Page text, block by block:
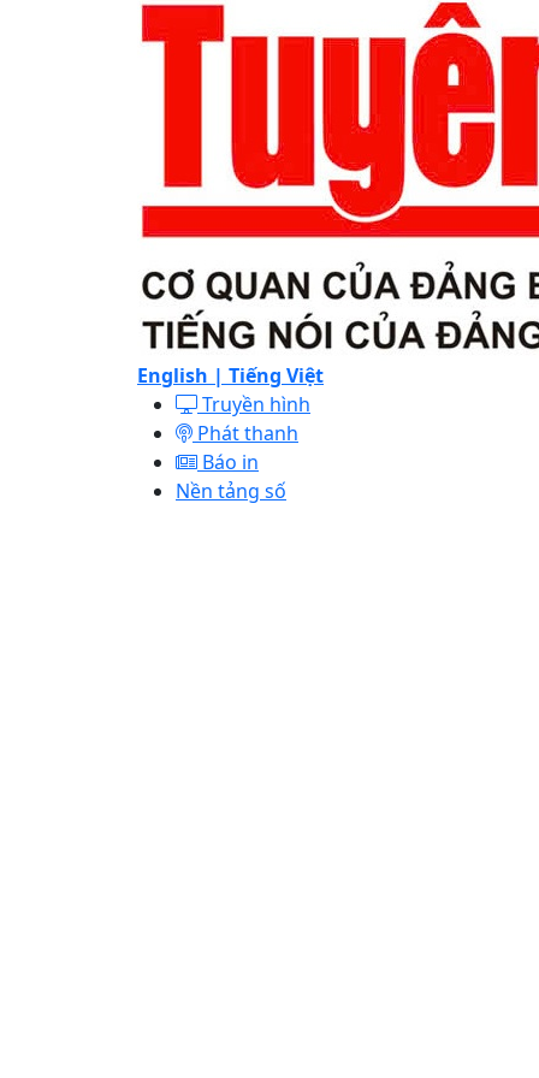
English | Tiếng Việt
Truyền hình
Phát thanh
Báo in
Nền tảng số